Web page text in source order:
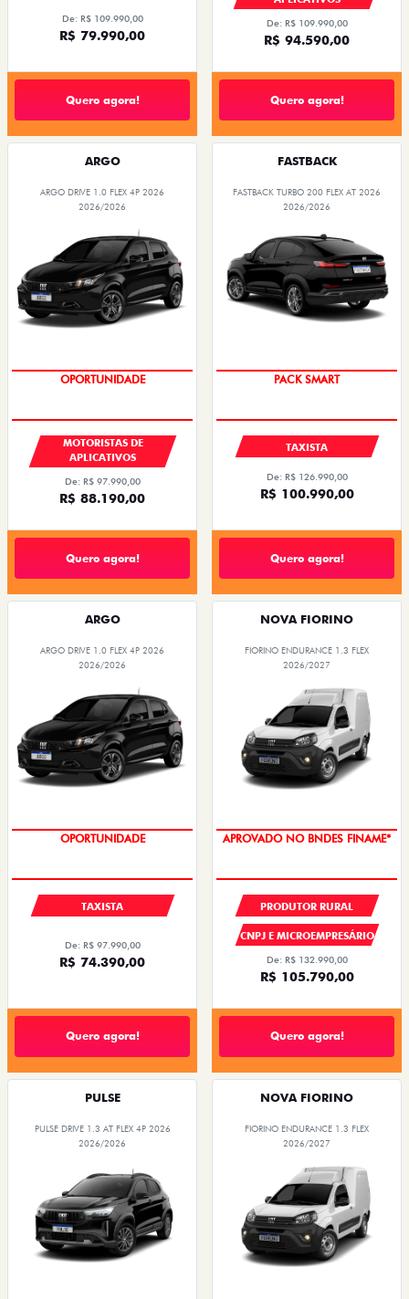
De: R$ 109.990,00
R$ 79.990,00
Quero agora!
De: R$ 109.990,00
R$ 94.590,00
Quero agora!
ARGO
ARGO DRIVE 1.0 FLEX 4P 2026
2026/2026
OPORTUNIDADE
MOTORISTAS DE
APLICATIVOS
De: R$ 97.990,00
R$ 88.190,00
Quero agora!
FASTBACK
FASTBACK TURBO 200 FLEX AT 2026
2026/2026
PACK SMART
TAXISTA
De: R$ 126.990,00
R$ 100.990,00
Quero agora!
ARGO
ARGO DRIVE 1.0 FLEX 4P 2026
2026/2026
OPORTUNIDADE
TAXISTA
De: R$ 97.990,00
R$ 74.390,00
Quero agora!
NOVA FIORINO
FIORINO ENDURANCE 1.3 FLEX
2026/2027
APROVADO NO BNDES FINAME*
PRODUTOR RURAL
CNPJ E MICROEMPRESÁRIO
De: R$ 132.990,00
R$ 105.790,00
Quero agora!
PULSE
PULSE DRIVE 1.3 AT FLEX 4P 2026
2026/2026
NOVA FIORINO
FIORINO ENDURANCE 1.3 FLEX
2026/2027